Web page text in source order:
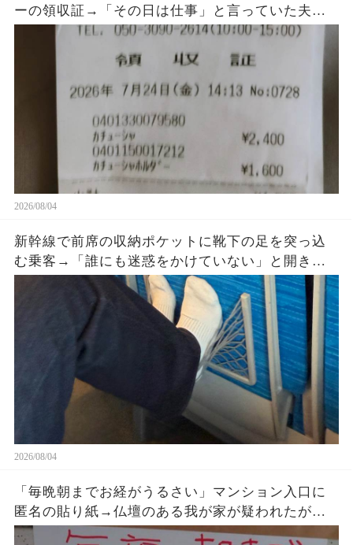
ーの領収証→「その日は仕事」と言っていた夫に
購入品を尋ねると、LINEの時刻と説明が崩れ始め
2026/08/04
新幹線で前席の収納ポケットに靴下の足を突っ込
む乗客→「誰にも迷惑をかけていない」と開き直
った直後、車掌が座席を確認すると…
2026/08/04
「毎晩朝までお経がうるさい」マンション入口に
匿名の貼り紙→仏壇のある我が家が疑われたが、
午前2時17分の録音が示した発信源